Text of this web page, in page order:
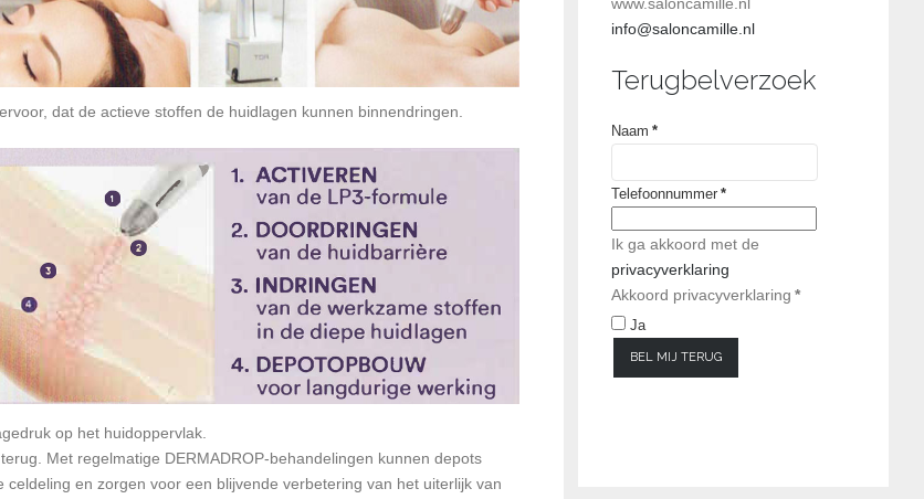
dat de actieve stoffen de huidlagen kunnen binnendringen.
op het huidoppervlak.
Met regelmatige DERMADROP-behandelingen kunnen depots
en zorgen voor een blijvende verbetering van het uiterlijk van
www.saloncamille.nl
info@saloncamille.nl
Terugbelverzoek
Naam *
Telefoonnummer *
Ik ga akkoord met de
privacyverklaring
Akkoord privacyverklaring *
Ja
BEL MIJ TERUG